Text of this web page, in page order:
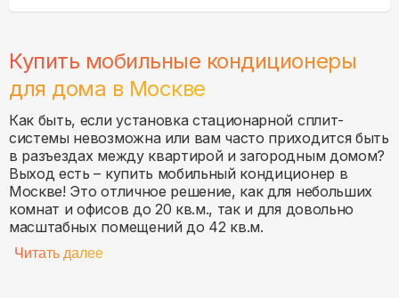
Купить мобильные кондиционеры
для дома в Москве
Как быть, если установка стационарной сплит-
системы невозможна или вам часто приходится быть
в разъездах между квартирой и загородным домом?
Выход есть – купить мобильный кондиционер в
Москве! Это отличное решение, как для небольших
комнат и офисов до 20 кв.м., так и для довольно
масштабных помещений до 42 кв.м.
Читать далее